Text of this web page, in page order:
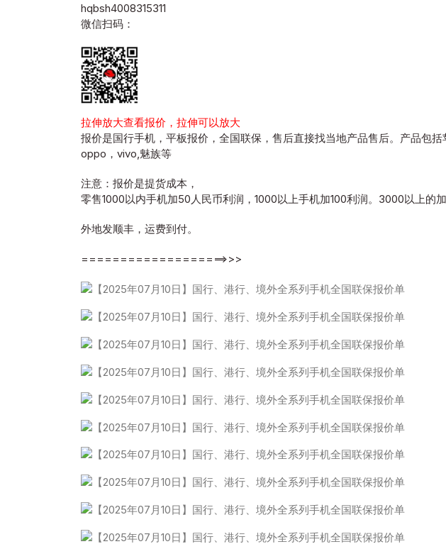
hqbsh4008315311
微信扫码：
拉伸放大查看报价，拉伸可以放大
报价是国行手机，平板报价，全国联保，售后直接找当地产品售后。产品包
oppo，vivo,魅族等
注意：报价是提货成本，
零售1000以内手机加50人民币利润，1000以上手机加100利润。3000以上的
外地发顺丰，运费到付。
===================>>>